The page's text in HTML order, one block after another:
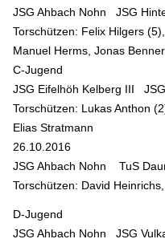
JSG Ahbach Nohn JSG
Torschützen: Felix Hilgers
Manuel Herms, Jonas
C-Jugend
JSG Eifelhöh Kelberg III
Torschützen: Lukas Anthon
Elias Stratmann
26.10.2016
JSG Ahbach Nohn TuS
Torschützen: David
D-Jugend
JSG Ahbach Nohn JSG